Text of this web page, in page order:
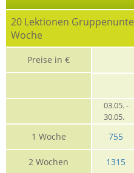
20 Lektionen
Woche
Preise in €
03.05. -
30.05.
1 Woche 755
2 Wochen 1315